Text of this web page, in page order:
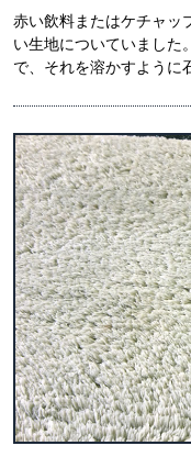
赤い飲料またはケチャッ
い生地についていました
で、それを溶かすように